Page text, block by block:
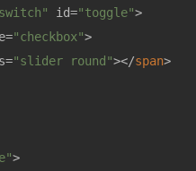
id="toggle">
="checkbox">
="slider round"></span>
>